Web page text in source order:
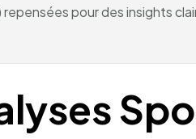
pour des insights